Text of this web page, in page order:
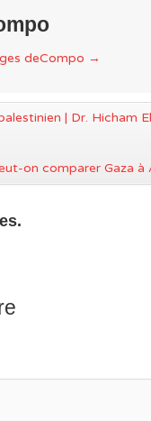
deCompo →
| Dr. Hicham
on comparer Gaza